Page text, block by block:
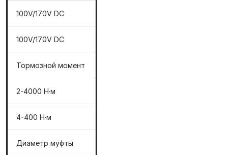
100V/170V DC
100V/170V DC
Тормозной момент
2-4000 Н·м
4-400 Н·м
Диаметр муфты